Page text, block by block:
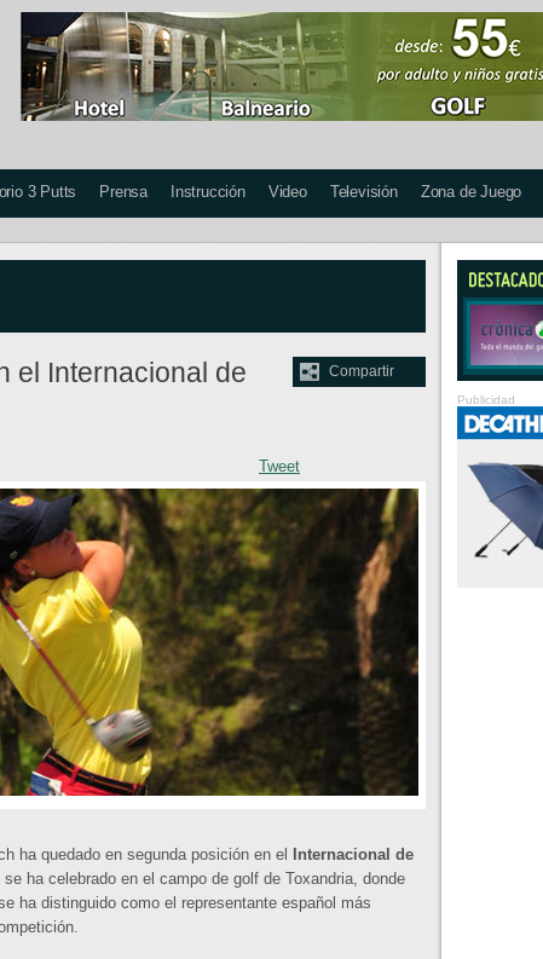
3 Putts Prensa Instrucción Video Televisión Zona de Juego
Compartir
el Internacional de
Tweet
ha quedado en segunda posición en el
Internacional de
se ha celebrado en el campo de golf de Toxandria, donde
ha distinguido como el representante español más
Publicidad